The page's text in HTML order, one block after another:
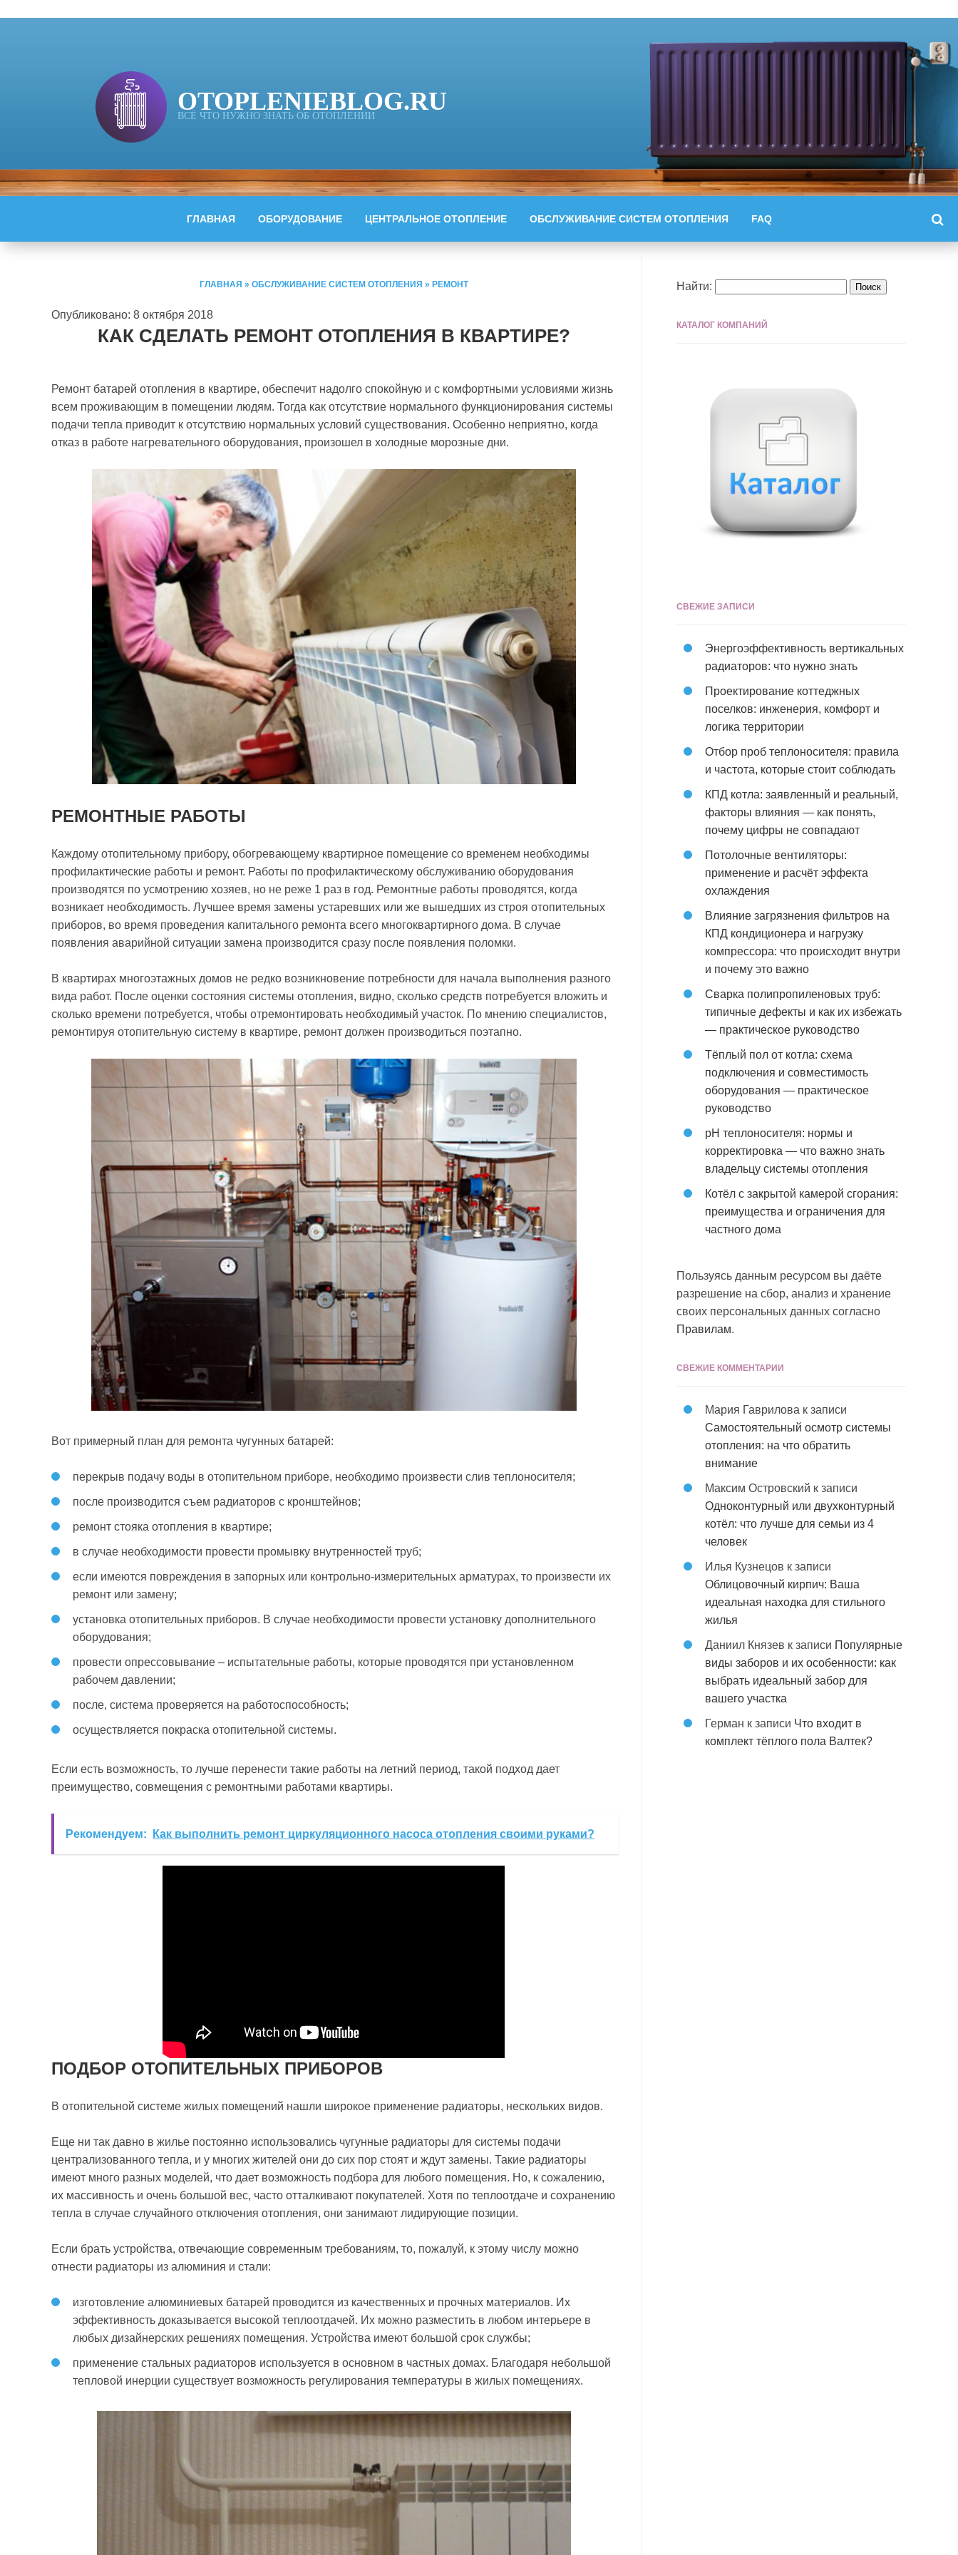
OTOPLENIEBLOG.RU
ВСЁ ЧТО НУЖНО ЗНАТЬ ОБ ОТОПЛЕНИИ
ГЛАВНАЯ ОБОРУДОВАНИЕ ЦЕНТРАЛЬНОЕ ОТОПЛЕНИЕ ОБСЛУЖИВАНИЕ СИСТЕМ ОТОПЛЕНИЯ FAQ
ГЛАВНАЯ » ОБСЛУЖИВАНИЕ СИСТЕМ ОТОПЛЕНИЯ » РЕМОНТ
Опубликовано: 8 октября 2018
КАК СДЕЛАТЬ РЕМОНТ ОТОПЛЕНИЯ В КВАРТИРЕ?
Ремонт батарей отопления в квартире, обеспечит надолго спокойную и с комфортными условиями жизнь
всем проживающим в помещении людям. Тогда как отсутствие нормального функционирования системы
подачи тепла приводит к отсутствию нормальных условий существования. Особенно неприятно, когда
отказ в работе нагревательного оборудования, произошел в холодные морозные дни.
РЕМОНТНЫЕ РАБОТЫ
Каждому отопительному прибору, обогревающему квартирное помещение со временем необходимы
профилактические работы и ремонт. Работы по профилактическому обслуживанию оборудования
производятся по усмотрению хозяев, но не реже 1 раз в год. Ремонтные работы проводятся, когда
возникает необходимость. Лучшее время замены устаревших или же вышедших из строя отопительных
приборов, во время проведения капитального ремонта всего многоквартирного дома. В случае
появления аварийной ситуации замена производится сразу после появления поломки.
В квартирах многоэтажных домов не редко возникновение потребности для начала выполнения разного
вида работ. После оценки состояния системы отопления, видно, сколько средств потребуется вложить и
сколько времени потребуется, чтобы отремонтировать необходимый участок. По мнению специалистов,
ремонтируя отопительную систему в квартире, ремонт должен производиться поэтапно.
Вот примерный план для ремонта чугунных батарей:
перекрыв подачу воды в отопительном приборе, необходимо произвести слив теплоносителя;
после производится съем радиаторов с кронштейнов;
ремонт стояка отопления в квартире;
в случае необходимости провести промывку внутренностей труб;
если имеются повреждения в запорных или контрольно-измерительных арматурах, то произвести их
ремонт или замену;
установка отопительных приборов. В случае необходимости провести установку дополнительного
оборудования;
провести опрессовывание – испытательные работы, которые проводятся при установленном
рабочем давлении;
после, система проверяется на работоспособность;
осуществляется покраска отопительной системы.
Если есть возможность, то лучше перенести такие работы на летний период, такой подход дает
преимущество, совмещения с ремонтными работами квартиры.
Рекомендуем: Как выполнить ремонт циркуляционного насоса отопления своими руками?
ПОДБОР ОТОПИТЕЛЬНЫХ ПРИБОРОВ
В отопительной системе жилых помещений нашли широкое применение радиаторы, нескольких видов.
Еще ни так давно в жилье постоянно использовались чугунные радиаторы для системы подачи
централизованного тепла, и у многих жителей они до сих пор стоят и ждут замены. Такие радиаторы
имеют много разных моделей, что дает возможность подбора для любого помещения. Но, к сожалению,
их массивность и очень большой вес, часто отталкивают покупателей. Хотя по теплоотдаче и сохранению
тепла в случае случайного отключения отопления, они занимают лидирующие позиции.
Если брать устройства, отвечающие современным требованиям, то, пожалуй, к этому числу можно
отнести радиаторы из алюминия и стали:
изготовление алюминиевых батарей проводится из качественных и прочных материалов. Их
эффективность доказывается высокой теплоотдачей. Их можно разместить в любом интерьере в
любых дизайнерских решениях помещения. Устройства имеют большой срок службы;
применение стальных радиаторов используется в основном в частных домах. Благодаря небольшой
тепловой инерции существует возможность регулирования температуры в жилых помещениях.
Найти:
КАТАЛОГ КОМПАНИЙ
СВЕЖИЕ ЗАПИСИ
Энергоэффективность вертикальных
радиаторов: что нужно знать
Проектирование коттеджных
поселков: инженерия, комфорт и
логика территории
Отбор проб теплоносителя: правила
и частота, которые стоит соблюдать
КПД котла: заявленный и реальный,
факторы влияния — как понять,
почему цифры не совпадают
Потолочные вентиляторы:
применение и расчёт эффекта
охлаждения
Влияние загрязнения фильтров на
КПД кондиционера и нагрузку
компрессора: что происходит внутри
и почему это важно
Сварка полипропиленовых труб:
типичные дефекты и как их избежать
— практическое руководство
Тёплый пол от котла: схема
подключения и совместимость
оборудования — практическое
руководство
pH теплоносителя: нормы и
корректировка — что важно знать
владельцу системы отопления
Котёл с закрытой камерой сгорания:
преимущества и ограничения для
частного дома
Пользуясь данным ресурсом вы даёте
разрешение на сбор, анализ и хранение
своих персональных данных согласно
Правилам.
СВЕЖИЕ КОММЕНТАРИИ
Мария Гаврилова к записи
Самостоятельный осмотр системы
отопления: на что обратить
внимание
Максим Островский к записи
Одноконтурный или двухконтурный
котёл: что лучше для семьи из 4
человек
Илья Кузнецов к записи
Облицовочный кирпич: Ваша
идеальная находка для стильного
жилья
Даниил Князев к записи Популярные
виды заборов и их особенности: как
выбрать идеальный забор для
вашего участка
Герман к записи Что входит в
комплект тёплого пола Валтек?